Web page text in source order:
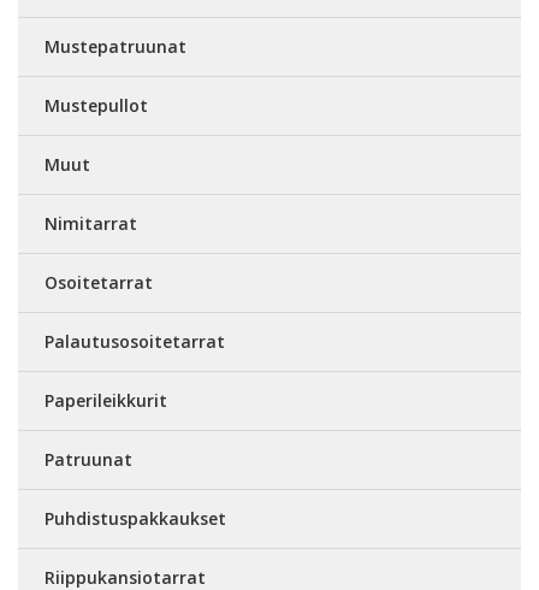
Mustepatruunat
Mustepullot
Muut
Nimitarrat
Osoitetarrat
Palautusosoitetarrat
Paperileikkurit
Patruunat
Puhdistuspakkaukset
Riippukansiotarrat